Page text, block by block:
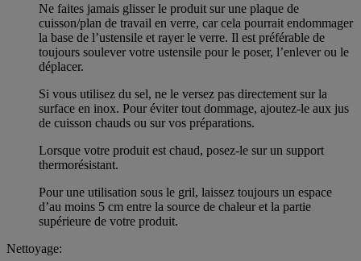
Ne faites jamais glisser le produit sur une plaque de
cuisson/plan de travail en verre, car cela pourrait endommager
la base de l’ustensile et rayer le verre. Il est préférable de
toujours soulever votre ustensile pour le poser, l’enlever ou le
déplacer.
Si vous utilisez du sel, ne le versez pas directement sur la
surface en inox. Pour éviter tout dommage, ajoutez-le aux jus
de cuisson chauds ou sur vos préparations.
Lorsque votre produit est chaud, posez-le sur un support
thermorésistant.
Pour une utilisation sous le gril, laissez toujours un espace
d’au moins 5 cm entre la source de chaleur et la partie
supérieure de votre produit.
Nettoyage: